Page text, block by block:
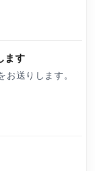
ます
お送りします。